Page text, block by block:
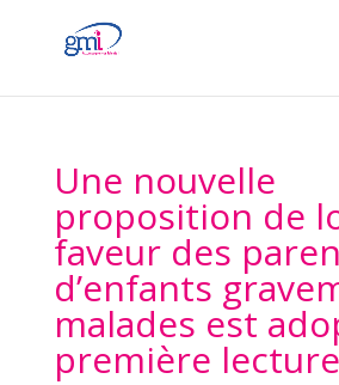
Une nouvelle
proposition de
faveur des
d’enfants
malades est
première lecture